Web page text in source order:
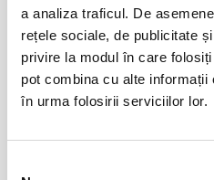
a analiza traficul. De
rețele sociale, de publicitate
privire la modul în care
pot combina cu alte
în urma folosirii serviciilor lor.
Parking FC Вacau
BILETE